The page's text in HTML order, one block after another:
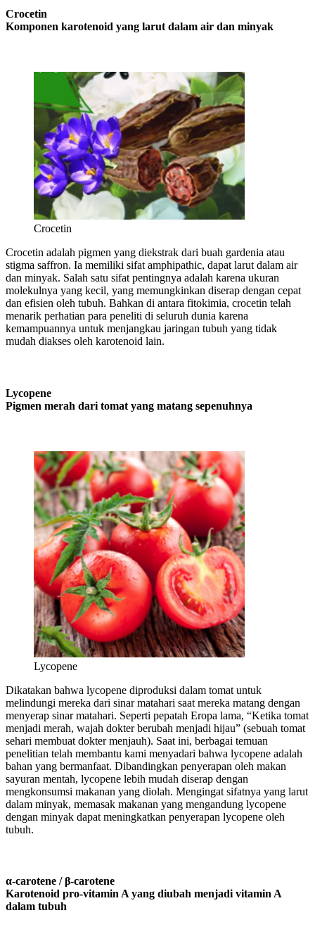
Crocetin
Komponen karotenoid yang larut dalam air dan minyak
Crocetin
Crocetin adalah pigmen yang diekstrak dari buah gardenia atau
stigma saffron. Ia memiliki sifat amphipathic, dapat larut dalam air
dan minyak. Salah satu sifat pentingnya adalah karena ukuran
molekulnya yang kecil, yang memungkinkan diserap dengan cepat
dan efisien oleh tubuh. Bahkan di antara fitokimia, crocetin telah
menarik perhatian para peneliti di seluruh dunia karena
kemampuannya untuk menjangkau jaringan tubuh yang tidak
mudah diakses oleh karotenoid lain.
Lycopene
Pigmen merah dari tomat yang matang sepenuhnya
Lycopene
Dikatakan bahwa lycopene diproduksi dalam tomat untuk
melindungi mereka dari sinar matahari saat mereka matang dengan
menyerap sinar matahari. Seperti pepatah Eropa lama, “Ketika tomat
menjadi merah, wajah dokter berubah menjadi hijau” (sebuah tomat
sehari membuat dokter menjauh). Saat ini, berbagai temuan
penelitian telah membantu kami menyadari bahwa lycopene adalah
bahan yang bermanfaat. Dibandingkan penyerapan oleh makan
sayuran mentah, lycopene lebih mudah diserap dengan
mengkonsumsi makanan yang diolah. Mengingat sifatnya yang larut
dalam minyak, memasak makanan yang mengandung lycopene
dengan minyak dapat meningkatkan penyerapan lycopene oleh
tubuh.
α-carotene / β-carotene
Karotenoid pro-vitamin A yang diubah menjadi vitamin A
dalam tubuh